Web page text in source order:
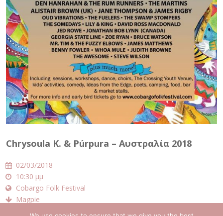
Chrysoula K. & Púrpura – Αυστραλία 2018
02/03/2018
10:30 μμ
Cobargo Folk Festival
Magpie